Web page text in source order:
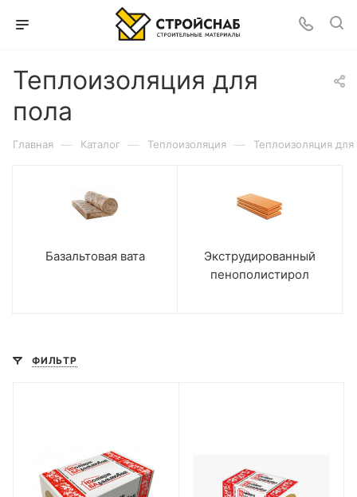
Теплоизоляция для
пола
Главная — Каталог — Теплоизоляция — Теплоизоляция для
Базальтовая вата
Экструдированный
пенополистирол
ФИЛЬТР